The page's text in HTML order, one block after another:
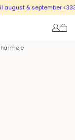
august & september <333
øje